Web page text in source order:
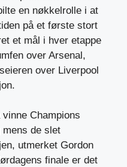
en nøkkelrolle i at
på et første stort
et mål i hver etappe
over Arsenal,
over Liverpool
Champions
mens de slet
utmerket Gordon
finale er det